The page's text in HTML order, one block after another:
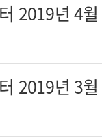
2019년 4
2019년 3